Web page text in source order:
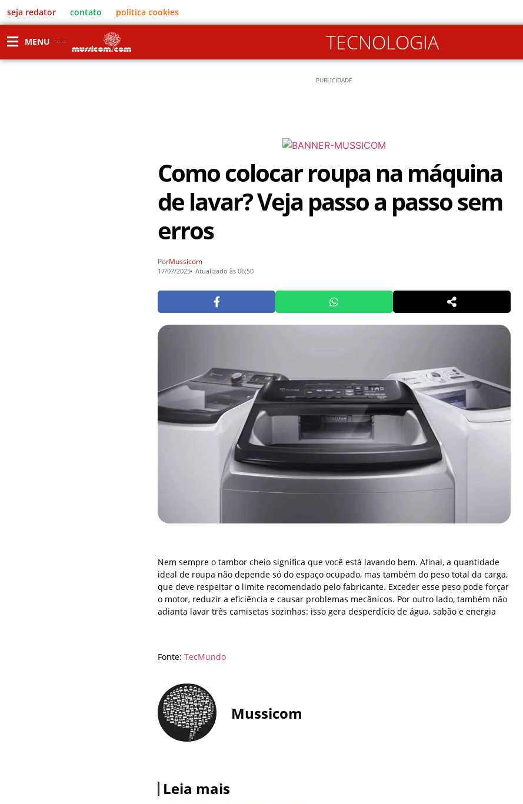
seja redator contato política cookies
MENU TECNOLOGIA
PUBLICIDADE
Como colocar roupa na máquina
de lavar? Veja passo a passo sem
erros
PorMussicom
17/07/2025 Atualizado às 06:50
Nem sempre o tambor cheio significa que você está lavando bem. Afinal, a quantidade
ideal de roupa não depende só do espaço ocupado, mas também do peso total da carga,
que deve respeitar o limite recomendado pelo fabricante. Exceder esse peso pode forçar
o motor, reduzir a eficiência e causar problemas mecânicos. Por outro lado, também não
adianta lavar três camisetas sozinhas: isso gera desperdício de água, sabão e energia
Fonte: TecMundo
Mussicom
Leia mais